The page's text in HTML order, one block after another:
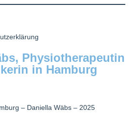
Physiotherapeutin
in Hamburg
– Daniella Wäbs – 2025